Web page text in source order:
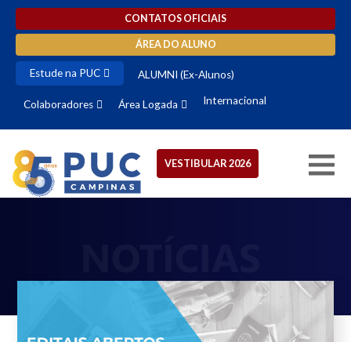
CONTATOS OFICIAIS
ÁREA DO ALUNO
Estude na PUC ALUMNI (Ex-Alunos)
Colaboradores Área Logada Internacional
VESTIBULAR 2026